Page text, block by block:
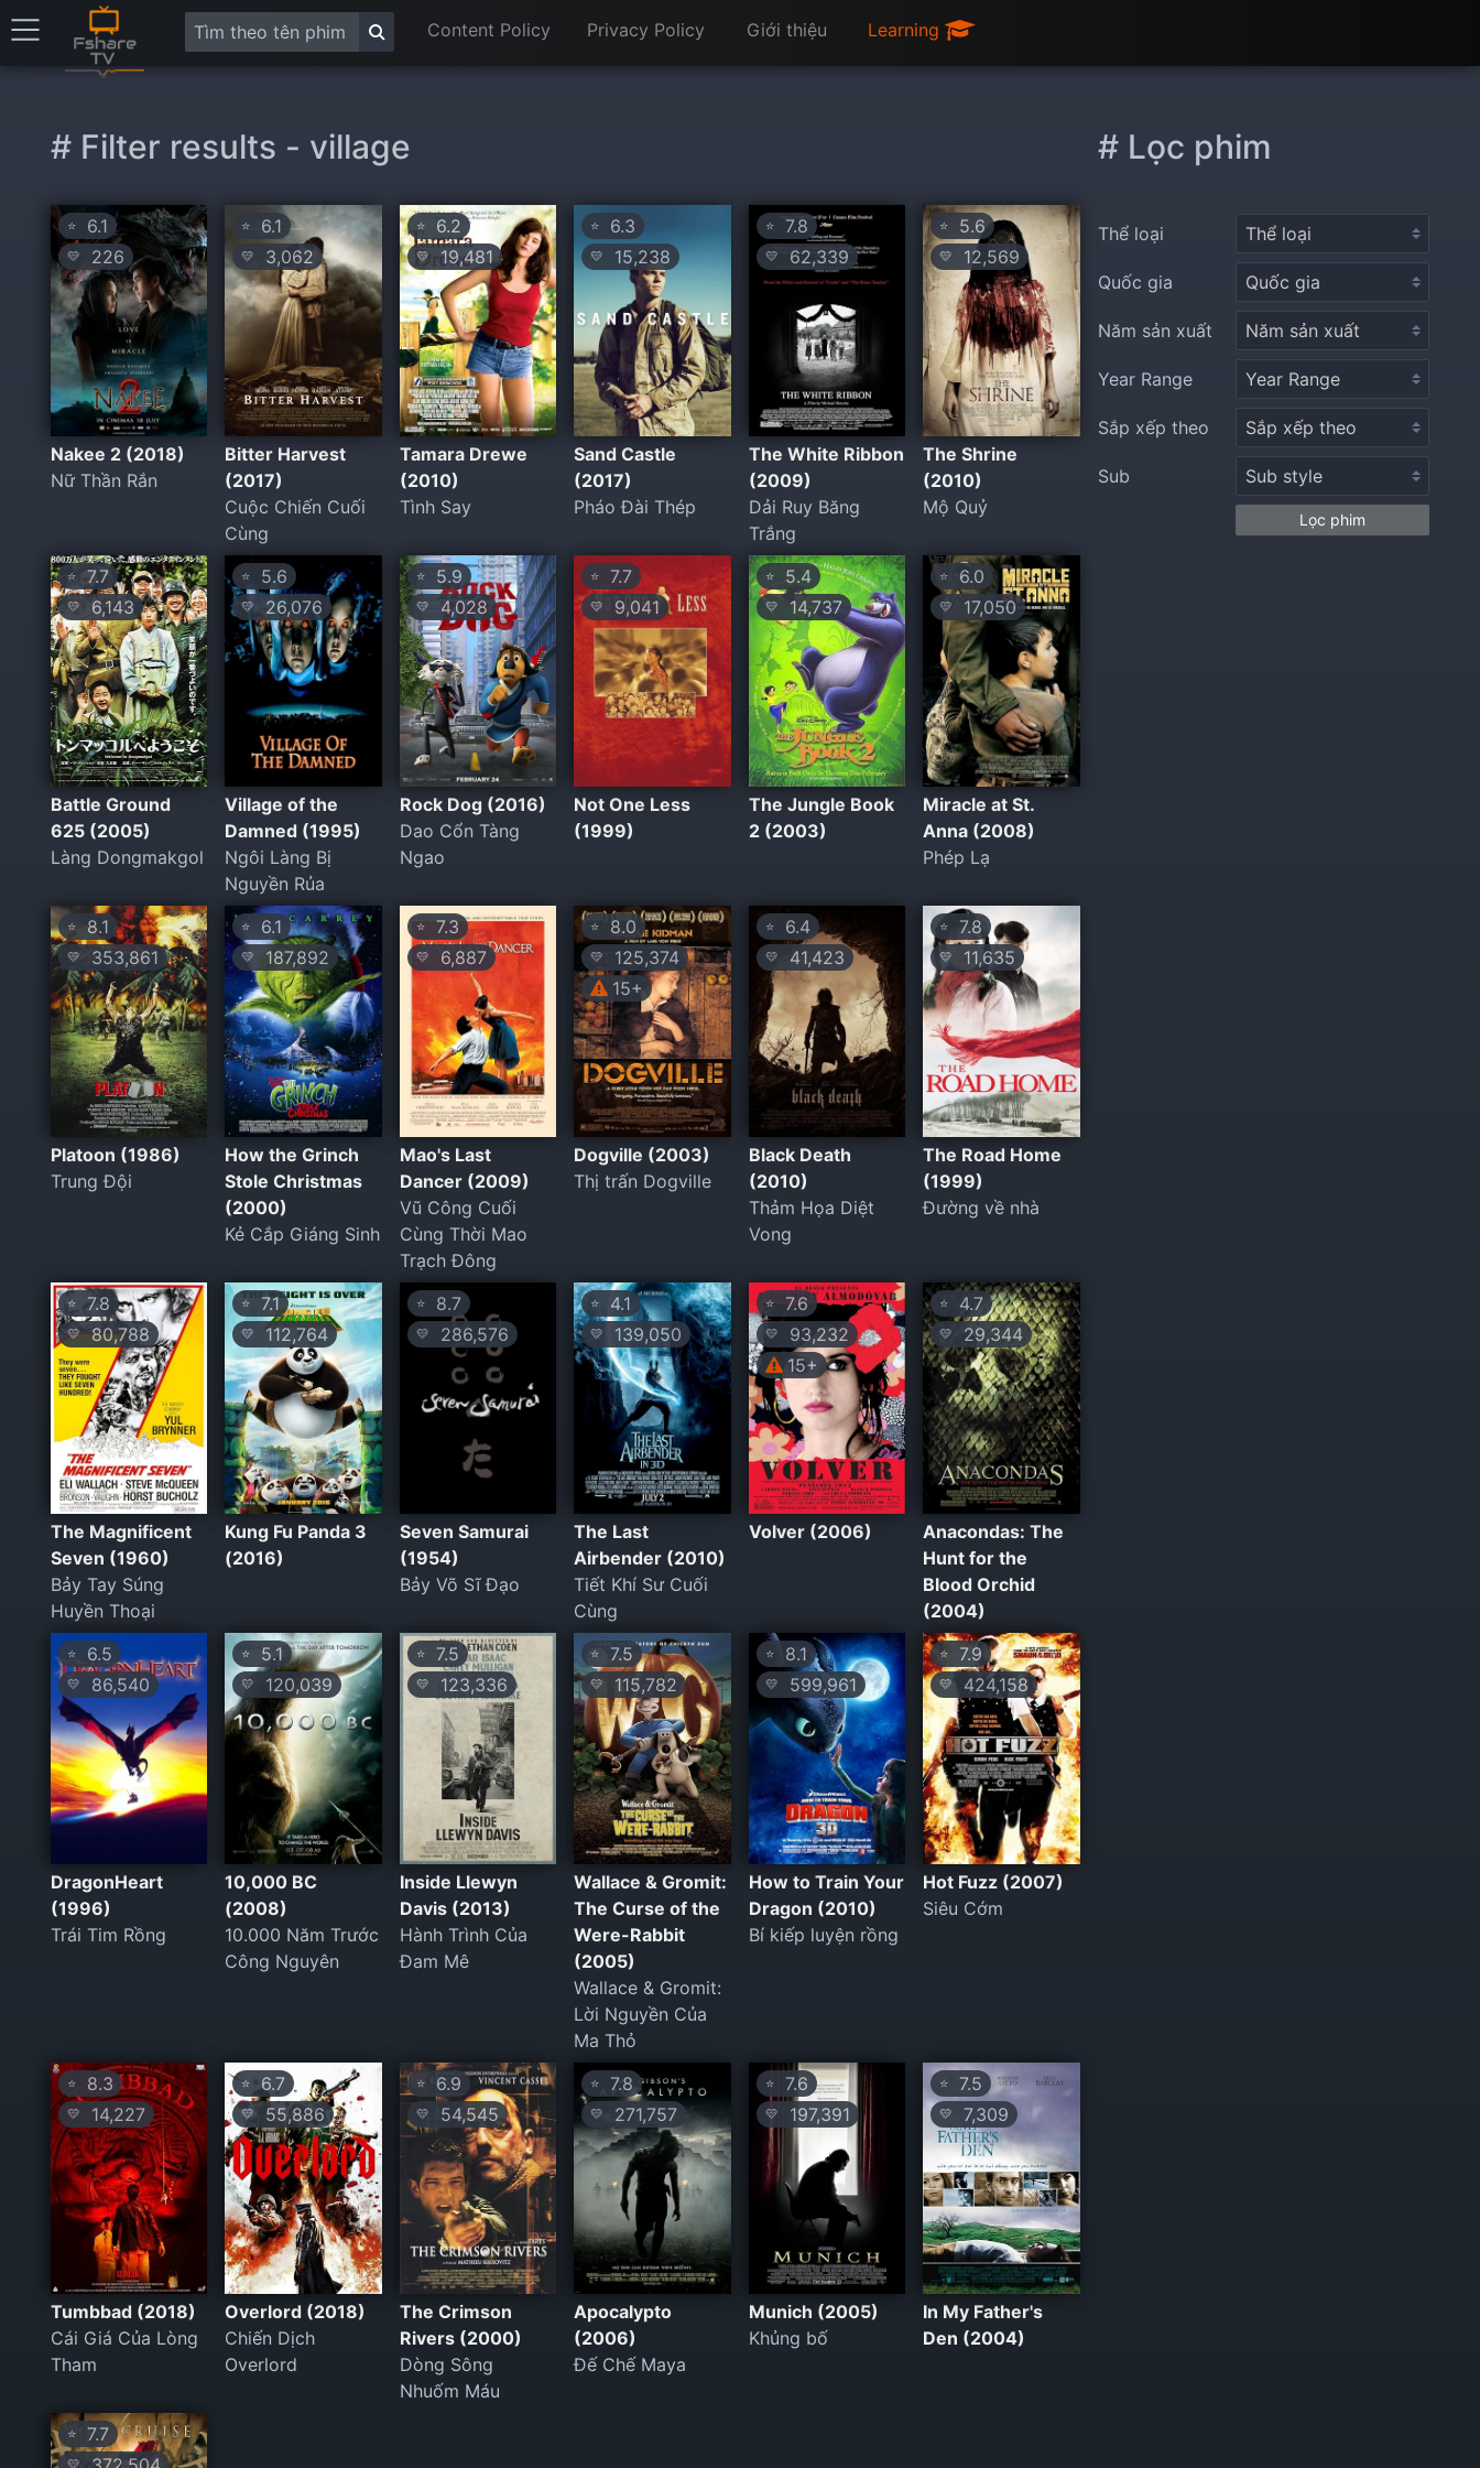
Content Policy Privacy Policy Giới thiệu Learning
# Filter results - village
⭐ 6.1
💛 226
Nakee 2 (2018)
Nữ Thần Rắn
⭐ 6.1
💛 3,062
Bitter Harvest
(2017)
Cuộc Chiến Cuối
Cùng
⭐6.2
💛 19,481
Tamara Drewe
(2010)
Tình Say
⭐ 6.3
💛 15,238
Sand Castle
(2017)
Pháo Đài Thép
⭐7.8
💛 62,339
The White Ribbon
(2009)
Dải Ruy Băng
Trắng
⭐ 5.6
💛 12,569
The Shrine
(2010)
Mộ Quỷ
⭐ 7.7
💛 6,143
Battle Ground
625 (2005)
Làng Dongmakgol
⭐ 5.6
💛 26,076
Village of the
Damned (1995)
Ngôi Làng Bị
Nguyền Rủa
⭐5.9
💛 4,028
Rock Dog (2016)
Dao Cổn Tàng
Ngao
⭐ 7.7
💛 9,041
Not One Less
(1999)
⭐5.4
💛 14,737
The Jungle Book
2 (2003)
⭐ 6.0
💛 17,050
Miracle at St.
Anna (2008)
Phép Lạ
⭐ 8.1
💛 353,861
Platoon (1986)
Trung Đội
⭐ 6.1
💛 187,892
How the Grinch
Stole Christmas
(2000)
Kẻ Cắp Giáng Sinh
⭐7.3
💛 6,887
Mao's Last
Dancer (2009)
Vũ Công Cuối
Cùng Thời Mao
Trạch Đông
⭐ 8.0
💛
125,374
15+
Dogville (2003)
Thị trấn Dogville
⭐6.4
💛 41,423
Black Death
(2010)
Thảm Họa Diệt
Vong
⭐ 7.8
💛 11,635
The Road Home
(1999)
Đường về nhà
⭐ 7.8
💛 80,788
The Magnificent
Seven (1960)
Bảy Tay Súng
Huyền Thoại
⭐ 7.1
💛 112,764
Kung Fu Panda 3
(2016)
⭐8.7
💛 286,576
Seven Samurai
(1954)
Bảy Võ Sĩ Đạo
⭐ 4.1
💛 139,050
The Last
Airbender (2010)
Tiết Khí Sư Cuối
Cùng
⭐7.6
💛
93,232
15+
Volver (2006)
⭐ 4.7
💛 29,344
Anacondas: The
Hunt for the
Blood Orchid
(2004)
⭐ 6.5
💛 86,540
DragonHeart
(1996)
Trái Tim Rồng
⭐ 5.1
💛 120,039
10,000 BC
(2008)
10.000 Năm Trước
Công Nguyên
⭐7.5
💛 123,336
Inside Llewyn
Davis (2013)
Hành Trình Của
Đam Mê
⭐ 7.5
💛 115,782
Wallace & Gromit:
The Curse of the
Were-Rabbit
(2005)
Wallace & Gromit:
Lời Nguyền Của
Ma Thỏ
⭐8.1
💛 599,961
How to Train Your
Dragon (2010)
Bí kiếp luyện rồng
⭐ 7.9
💛 424,158
Hot Fuzz (2007)
Siêu Cớm
⭐ 8.3
💛 14,227
Tumbbad (2018)
Cái Giá Của Lòng
Tham
⭐ 6.7
💛55,886
Overlord (2018)
Chiến Dịch
Overlord
⭐6.9
💛 54,545
The Crimson
Rivers (2000)
Dòng Sông
Nhuốm Máu
⭐ 7.8
💛 271,757
Apocalypto
(2006)
Đế Chế Maya
⭐7.6
💛 197,391
Munich (2005)
Khủng bố
⭐ 7.5
💛 7,309
In My Father's
Den (2004)
⭐ 7.7
💛
# Lọc phim
Thể loại
Quốc gia
Năm sản xuất
Year Range
Sắp xếp theo
Sub
Lọc phim